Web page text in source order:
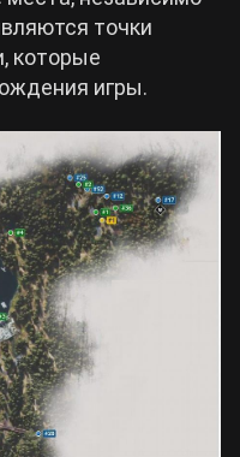
2
точки
которые
игры.